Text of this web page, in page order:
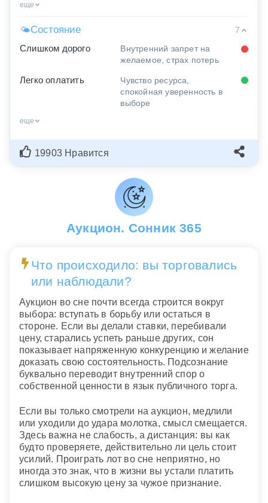
еще
🌤Состояние
7
Слишком дорого
Внутренний запрет на
желаемое, страх потерь
Легко оплатить
Чувство ресурса,
спокойная уверенность в
выборе
еще
19903 Нравится
Аукцион. Сонник 365
Что происходило: вы торговались
или наблюдали?
Аукцион во сне почти всегда строится вокруг
выбора: вступать в борьбу или остаться в
стороне. Если вы делали ставки, перебивали
цену, старались успеть раньше других, сон
показывает напряженную конкуренцию и желание
доказать свою состоятельность. Подсознание
буквально переводит внутренний спор о
собственной ценности в язык публичного торга.
Если вы только смотрели на аукцион, медлили
или уходили до удара молотка, смысл смещается.
Здесь важна не слабость, а дистанция: вы как
будто проверяете, действительно ли цель стоит
усилий. Проиграть лот во сне неприятно, но
иногда это знак, что в жизни вы устали платить
слишком высокую цену за чужое признание.